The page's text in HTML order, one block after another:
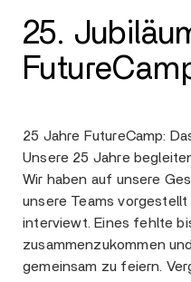
25.
25 Jahre FutureCamp:
Unsere 25 Jahre
Wir haben auf unsere
unsere Teams
interviewt. Eines fehlte
zusammenzukommen
gemeinsam zu feiern.